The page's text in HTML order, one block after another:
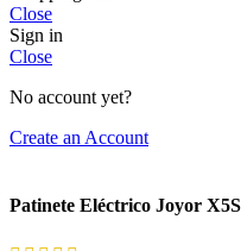
Close
Sign in
Close
No account yet?
Create an Account
Patinete Eléctrico Joyor X5S